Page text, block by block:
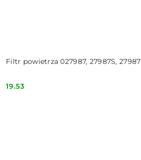
Filtr powietrza 027987, 27987S, 27987
Cena:
19.53